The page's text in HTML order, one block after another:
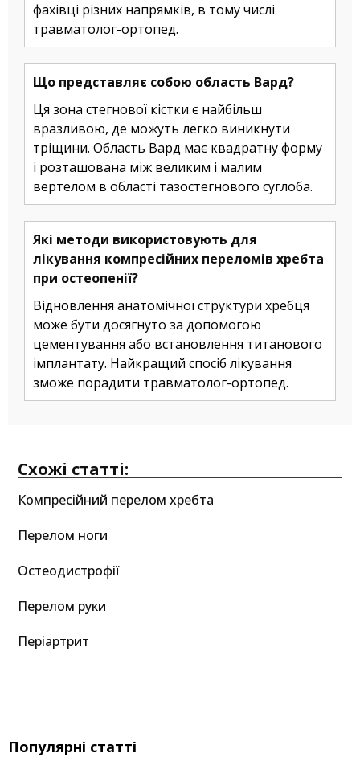
фахівці різних напрямків, в тому числі
травматолог-ортопед.
Що представляє собою область Вард?
Ця зона стегнової кістки є найбільш
вразливою, де можуть легко виникнути
тріщини. Область Вард має квадратну форму
і розташована між великим і малим
вертелом в області тазостегнового суглоба.
Які методи використовують для
лікування компресійних переломів хребта
при остеопенії?
Відновлення анатомічної структури хребця
може бути досягнуто за допомогою
цементування або встановлення титанового
імплантату. Найкращий спосіб лікування
зможе порадити травматолог-ортопед.
Схожі статті:
Компресійний перелом хребта
Перелом ноги
Остеодистрофії
Перелом руки
Періартрит
Популярні статті